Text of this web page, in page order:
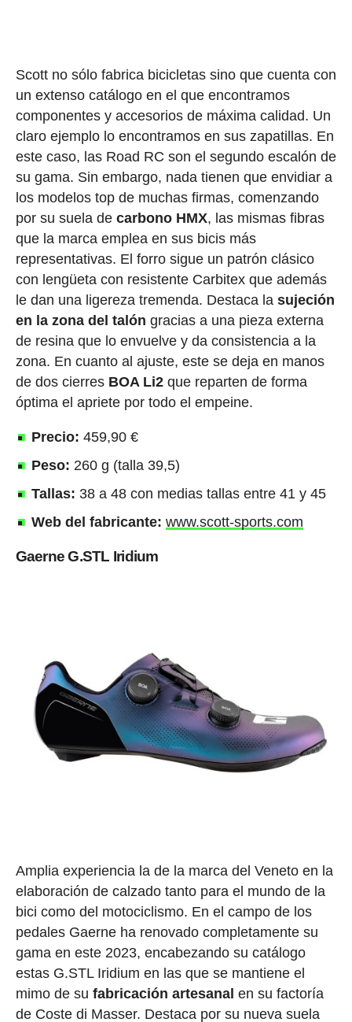
Scott no sólo fabrica bicicletas sino que cuenta con
un extenso catálogo en el que encontramos
componentes y accesorios de máxima calidad. Un
claro ejemplo lo encontramos en sus zapatillas. En
este caso, las Road RC son el segundo escalón de
su gama. Sin embargo, nada tienen que envidiar a
los modelos top de muchas firmas, comenzando
por su suela de carbono HMX, las mismas fibras
que la marca emplea en sus bicis más
representativas. El forro sigue un patrón clásico
con lengüeta con resistente Carbitex que además
le dan una ligereza tremenda. Destaca la sujeción
en la zona del talón gracias a una pieza externa
de resina que lo envuelve y da consistencia a la
zona. En cuanto al ajuste, este se deja en manos
de dos cierres BOA Li2que reparten de forma
óptima el apriete por todo el empeine.
Precio: 459,90 €
Peso: 260 g (talla 39,5)
Tallas: 38 a 48 con medias tallas entre 41 y 45
Web del fabricante: www.scott-sports.com
Gaerne G.STL Iridium
Amplia experiencia la de la marca del Veneto en la
elaboración de calzado tanto para el mundo de la
bici como del motociclismo. En el campo de los
pedales Gaerne ha renovado completamente su
gama en este 2023, encabezando su catálogo
estas G.STL Iridium en las que se mantiene el
mimo de su fabricación artesanal en su factoría
de Coste di Masser. Destaca por su nueva suela